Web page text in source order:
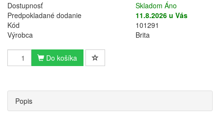
Dostupnosť
Skladom Áno
Predpokladané dodanie
11.8.2026 u Vás
Kód
101291
Výrobca
Brita
Do košíka
Popis